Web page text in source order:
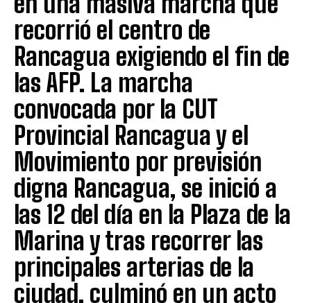
recorrió el centro de
Rancagua exigiendo el fin de
las AFP. La marcha
convocada por la CUT
Provincial Rancagua y el
Movimiento por previsión
digna Rancagua, se inició a
las 12 del día en la Plaza de la
Marina y tras recorrer las
principales arterias de la
ciudad, culminó en un acto